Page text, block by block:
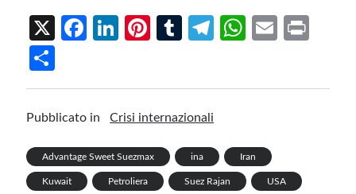
X
Fa
o
k
Li
n
Pi
t
T
r
Te
m
W
p
p
E
h
ar
Pubblicato in Crisi internazionali
Advantage Sweet Suezmax ina Iran
Kuwait Petroliera Suez Rajan USA